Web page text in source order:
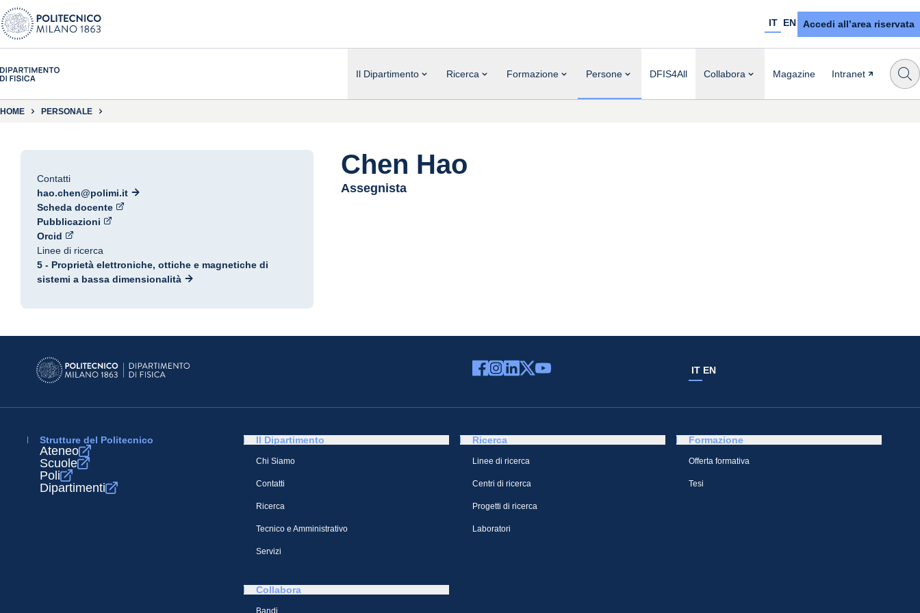
IT EN Accedi all’area riservata
Il Dipartimento Ricerca Formazione Persone DFIS4All Collabora Magazine Intranet
HOME PERSONALE
Contatti
hao.chen@polimi.it
Scheda docente
Pubblicazioni
Orcid
Linee di ricerca
5 - Proprietà elettroniche, ottiche e magnetiche di
sistemi a bassa dimensionalità
Chen Hao
Assegnista
IT EN
Strutture del Politecnico
Ateneo
Scuole
Poli
Dipartimenti
Il Dipartimento
Chi Siamo
Contatti
Ricerca
Tecnico e Amministrativo
Servizi
Ricerca
Linee di ricerca
Centri di ricerca
Progetti di ricerca
Laboratori
Formazione
Offerta formativa
Tesi
Collabora
Bandi